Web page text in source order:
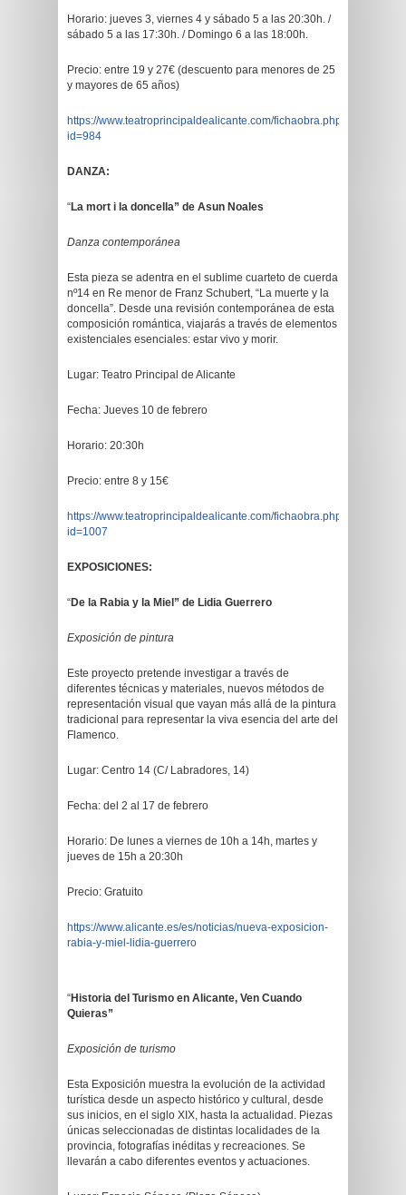
Horario: jueves 3, viernes 4 y sábado 5 a las 20:30h. /
sábado 5 a las 17:30h. / Domingo 6 a las 18:00h.
Precio: entre 19 y 27€ (descuento para menores de 25
y mayores de 65 años)
https://www.teatroprincipaldealicante.com/fichaobra.php?
id=984
DANZA:
“La mort i la doncella” de Asun Noales
Danza contemporánea
Esta pieza se adentra en el sublime cuarteto de cuerda
nº14 en Re menor de Franz Schubert, “La muerte y la
doncella”. Desde una revisión contemporánea de esta
composición romántica, viajarás a través de elementos
existenciales esenciales: estar vivo y morir.
Lugar: Teatro Principal de Alicante
Fecha: Jueves 10 de febrero
Horario: 20:30h
Precio: entre 8 y 15€
https://www.teatroprincipaldealicante.com/fichaobra.php?
id=1007
EXPOSICIONES:
“De la Rabia y la Miel” de Lidia Guerrero
Exposición de pintura
Este proyecto pretende investigar a través de
diferentes técnicas y materiales, nuevos métodos de
representación visual que vayan más allá de la pintura
tradicional para representar la viva esencia del arte del
Flamenco.
Lugar: Centro 14 (C/ Labradores, 14)
Fecha: del 2 al 17 de febrero
Horario: De lunes a viernes de 10h a 14h, martes y
jueves de 15h a 20:30h
Precio: Gratuito
https://www.alicante.es/es/noticias/nueva-exposicion-
rabia-y-miel-lidia-guerrero
“Historia del Turismo en Alicante, Ven Cuando
Quieras”
Exposición de turismo
Esta Exposición muestra la evolución de la actividad
turística desde un aspecto histórico y cultural, desde
sus inicios, en el siglo XIX, hasta la actualidad. Piezas
únicas seleccionadas de distintas localidades de la
provincia, fotografías inéditas y recreaciones. Se
llevarán a cabo diferentes eventos y actuaciones.